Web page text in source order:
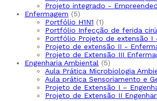
Projeto integrado -
Enfermagem
5
Portfólio H1N1
1
Portfólio Infecção de ferida
Portfólio Projeto de extensão I
Projeto de extensão II -
Projeto de Extensão III
Engenharia Ambiental
5
Aula Prática Microbiologia
Aula prática Sensoriamento e
Projeto de Extensão I –
Projeto de Extensão II